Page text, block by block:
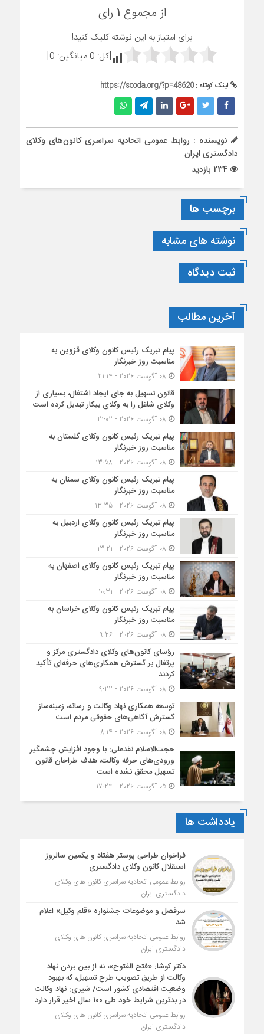
از مجموع ۱ رای
برای امتیاز به این نوشته کلیک کنید!
[کل: 0میانگین: 0
]
لینک کوتاه :https://scoda.org/?p=48620
نویسنده : روابط عمومی اتحادیه سراسری کانون‌های وکلای
دادگستری ایران
برچسب ها
نوشته های مشابه
ثبت دیدگاه
آخرین مطالب
پیام تبریک رئیس کانون وکلای قزوین به
مناسبت روز خبرنگار
قانون تسهیل به جای ایجاد اشتغال، بسیاری از
وکلای شاغل را به وکلای بیکار تبدیل کرده است
پیام تبریک رئیس کانون وکلای گلستان به
مناسبت روز خبرنگار
پیام تبریک رئیس کانون وکلای سمنان به
مناسبت روز خبرنگار
پیام تبریک رئیس کانون وکلای اردبیل به
مناسبت روز خبرنگار
پیام تبریک رئیس کانون وکلای اصفهان به
مناسبت روز خبرنگار
پیام تبریک رئیس کانون وکلای خراسان به
مناسبت روز خبرنگار
رؤسای کانون‌های وکلای دادگستری مرکز و
پرتغال بر گسترش همکاری‌های حرفه‌ای تأکید
کردند
توسعه همکاری نهاد وکالت و رسانه، زمینه‌ساز
گسترش آگاهی‌های حقوقی مردم است
حجت‌الاسلام نقدعلی: با وجود افزایش چشمگیر
ورودی‌های حرفه وکالت، هدف طراحان قانون
تسهیل محقق نشده است
05 آگوست 2026 - 17:24
یادداشت ها
فراخوان طراحی پوستر هفتاد و یکمین سالروز
استقلال کانون وکلای دادگستری
روابط عمومی اتحادیه سراسری کانون های وکلای
دادگستری ایران
سرفصل و موضوعات جشنواره «قلم وکیل» اعلام
شد
روابط عمومی اتحادیه سراسری کانون های وکلای
دادگستری ایران
دکتر کوشا: «فتح الفتوح»، نه از بین بردن نهاد
وکالت از طریق تصویب طرح تسهیل، که بهبود
وضعیت اقتصادی کشور است/ شیری: نهاد وکالت
در بدترین شرایط خود طی ۱۰۰ سال اخیر قرار دارد
روابط عمومی اتحادیه سراسری کانون های وکلای
دادگستری ایران